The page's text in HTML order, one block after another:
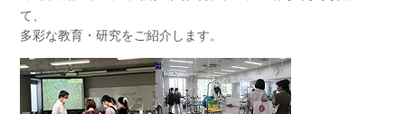
て、
多彩な教育・研究をご紹介します。